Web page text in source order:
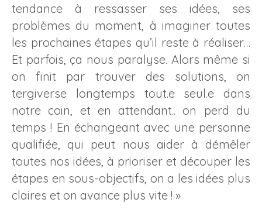
tendance à ressasser ses idées, ses
problèmes du moment, à imaginer toutes
les prochaines étapes qu’il reste à réaliser…
Et parfois, ça nous paralyse. Alors même si
on finit par trouver des solutions, on
tergiverse longtemps tout.e seul.e dans
notre coin, et en attendant.. on perd du
temps ! En échangeant avec une personne
qualifiée, qui peut nous aider à démêler
toutes nos idées, à prioriser et découper les
étapes en sous-objectifs, on a les idées plus
claires et on avance plus vite ! »